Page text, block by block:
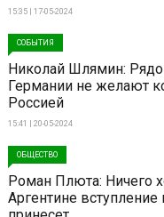
15:35 | 17-05-2024
СОБЫТИЯ
Николай Шлямин:
Германии не желают
Россией
15:41 | 20-05-2024
ОБЩЕСТВО
Роман Плюта: Ничего
Аргентине